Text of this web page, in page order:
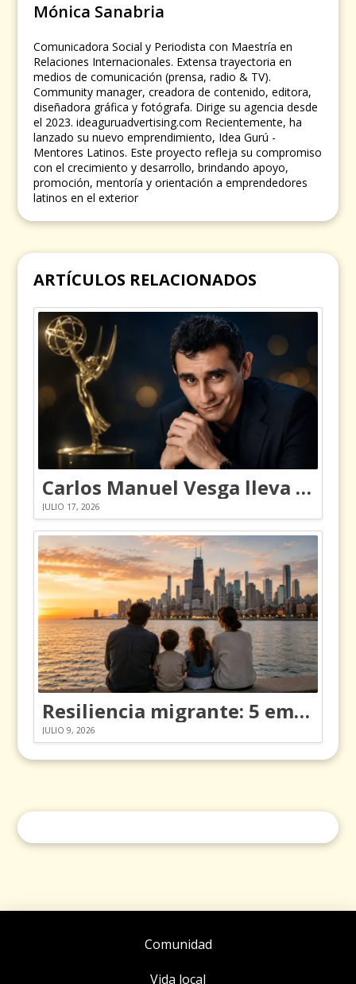
Mónica Sanabria
Comunicadora Social y Periodista con Maestría en
Relaciones Internacionales. Extensa trayectoria en
medios de comunicación (prensa, radio & TV).
Community manager, creadora de contenido, editora,
diseñadora gráfica y fotógrafa. Dirige su agencia desde
el 2023. ideaguruadvertising.com Recientemente, ha
lanzado su nuevo emprendimiento, Idea Gurú -
Mentores Latinos. Este proyecto refleja su compromiso
con el crecimiento y desarrollo, brindando apoyo,
promoción, mentoría y orientación a emprendedores
latinos en el exterior
ARTÍCULOS RELACIONADOS
Carlos Manuel Vesga lleva el nombre de Colombia a los Emmy
JULIO 17, 2026
Resiliencia migrante: 5 emociones y cómo gestionarlas
JULIO 9, 2026
Comunidad
Vida local